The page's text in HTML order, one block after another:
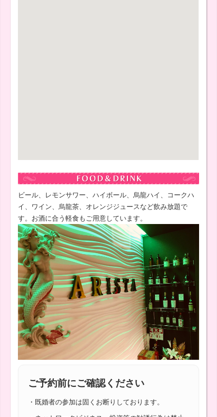
ビール、レモンサワー、ハイボール、烏龍ハイ、コークハ
イ、ワイン、烏龍茶、オレンジジュースなど飲み放題で
す。お酒に合う軽食もご用意しています。
ご予約前にご確認ください
・既婚者の参加は固くお断りしております。